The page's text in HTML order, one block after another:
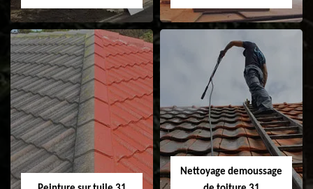
Nettoyage et
ravalement de
façade 31
Isolation toiture 31
Nettoyage demoussage